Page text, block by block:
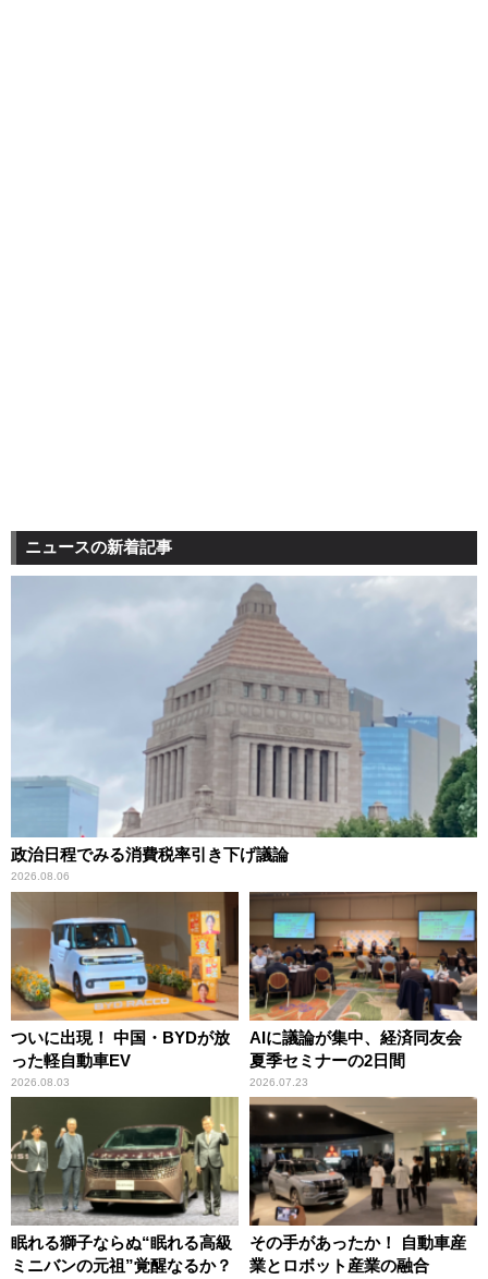
ニュースの新着記事
政治日程でみる消費税率引き下げ議論
2026.08.06
ついに出現！ 中国・BYDが放
った軽自動車EV
2026.08.03
AIに議論が集中、経済同友会
夏季セミナーの2日間
2026.07.23
眠れる獅子ならぬ“眠れる高級
ミニバンの元祖”覚醒なるか？
その手があったか！ 自動車産
業とロボット産業の融合